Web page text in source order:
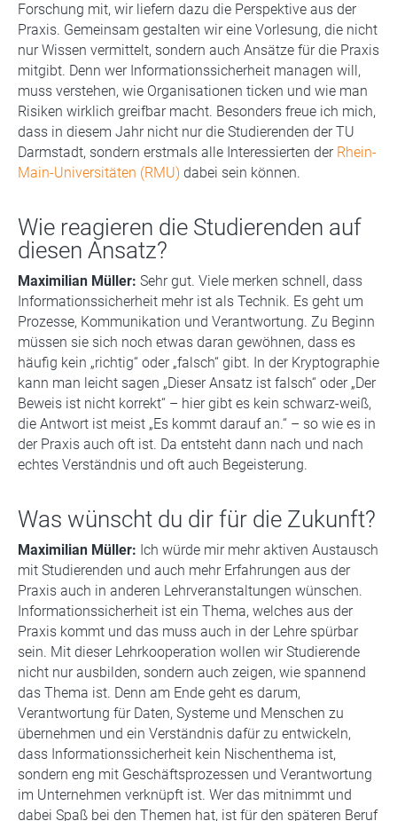
Forschung mit, wir liefern dazu die Perspektive aus der
Praxis. Gemeinsam gestalten wir eine Vorlesung, die nicht
nur Wissen vermittelt, sondern auch Ansätze für die Praxis
mitgibt. Denn wer Informationssicherheit managen will,
muss verstehen, wie Organisationen ticken und wie man
Risiken wirklich greifbar macht. Besonders freue ich mich,
dass in diesem Jahr nicht nur die Studierenden der TU
Darmstadt, sondern erstmals alle Interessierten der Rhein-
Main-Universitäten (RMU) dabei sein können.
Wie reagieren die Studierenden auf
diesen Ansatz?
Maximilian Müller: Sehr gut. Viele merken schnell, dass
Informationssicherheit mehr ist als Technik. Es geht um
Prozesse, Kommunikation und Verantwortung. Zu Beginn
müssen sie sich noch etwas daran gewöhnen, dass es
häufig kein „richtig“ oder „falsch“ gibt. In der Kryptographie
kann man leicht sagen „Dieser Ansatz ist falsch“ oder „Der
Beweis ist nicht korrekt“ – hier gibt es kein schwarz-weiß,
die Antwort ist meist „Es kommt darauf an.“ – so wie es in
der Praxis auch oft ist. Da entsteht dann nach und nach
echtes Verständnis und oft auch Begeisterung.
Was wünscht du dir für die Zukunft?
Maximilian Müller: Ich würde mir mehr aktiven Austausch
mit Studierenden und auch mehr Erfahrungen aus der
Praxis auch in anderen Lehrveranstaltungen wünschen.
Informationssicherheit ist ein Thema, welches aus der
Praxis kommt und das muss auch in der Lehre spürbar
sein. Mit dieser Lehrkooperation wollen wir Studierende
nicht nur ausbilden, sondern auch zeigen, wie spannend
das Thema ist. Denn am Ende geht es darum,
Verantwortung für Daten, Systeme und Menschen zu
übernehmen und ein Verständnis dafür zu entwickeln,
dass Informationssicherheit kein Nischenthema ist,
sondern eng mit Geschäftsprozessen und Verantwortung
im Unternehmen verknüpft ist. Wer das mitnimmt und
dabei Spaß bei den Themen hat, ist für den späteren Beruf